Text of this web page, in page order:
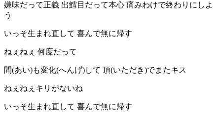
嫌味だって正義 出鱈目だって本心 痛みわけで終わりにしよ
う
いっそ生まれ直して 喜んで無に帰す
ねぇねぇ 何度だって
間(あい)も変化(へんげ)して 頂(いただき)でまたキス
ねぇねぇキリがないね
いっそ生まれ直して 喜んで無に帰す